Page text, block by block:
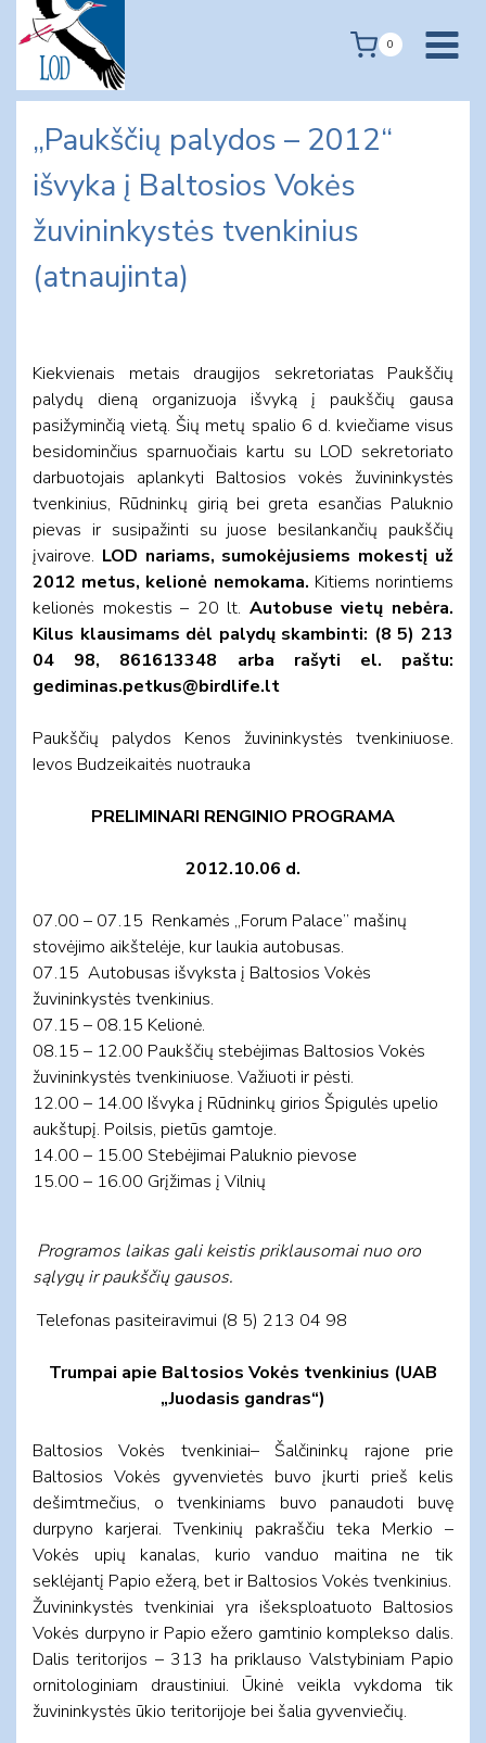
content
0
„Paukščių palydos – 2012“
išvyka į Baltosios Vokės
žuvininkystės tvenkinius
(atnaujinta)
Kiekvienais metais draugijos sekretoriatas Paukščių
palydų dieną organizuoja išvyką į paukščių gausa
pasižyminčią vietą. Šių metų spalio 6 d. kviečiame visus
besidominčius sparnuočiais kartu su LOD sekretoriato
darbuotojais aplankyti Baltosios vokės žuvininkystės
tvenkinius, Rūdninkų girią bei greta esančias Paluknio
pievas ir susipažinti su juose besilankančių paukščių
įvairove. LOD nariams, sumokėjusiems mokestį už
2012 metus, kelionė nemokama. Kitiems norintiems
kelionės mokestis – 20 lt. Autobuse vietų nebėra.
Kilus klausimams dėl palydų skambinti: (8 5) 213
04 98, 861613348 arba rašyti el. paštu:
gediminas.petkus@birdlife.lt
Paukščių palydos Kenos žuvininkystės tvenkiniuose.
Ievos Budzeikaitės nuotrauka
PRELIMINARI RENGINIO PROGRAMA
2012.10.06 d.
07.00 – 07.15 Renkamės „Forum Palace” mašinų
stovėjimo aikštelėje, kur laukia autobusas.
07.15 Autobusas išvyksta į Baltosios Vokės
žuvininkystės tvenkinius.
07.15 – 08.15 Kelionė.
08.15 – 12.00 Paukščių stebėjimas Baltosios Vokės
žuvininkystės tvenkiniuose. Važiuoti ir pėsti.
12.00 – 14.00 Išvyka į Rūdninkų girios Špigulės upelio
aukštupį. Poilsis, pietūs gamtoje.
14.00 – 15.00 Stebėjimai Paluknio pievose
15.00 – 16.00 Grįžimas į Vilnių
Programos laikas gali keistis priklausomai nuo oro
sąlygų ir paukščių gausos.
Telefonas pasiteiravimui (8 5) 213 04 98
Trumpai apie Baltosios Vokės tvenkinius (UAB
„Juodasis gandras“)
Baltosios Vokės tvenkiniai– Šalčininkų rajone prie
Baltosios Vokės gyvenvietės buvo įkurti prieš kelis
dešimtmečius, o tvenkiniams buvo panaudoti buvę
durpyno karjerai. Tvenkinių pakraščiu teka Merkio –
Vokės upių kanalas, kurio vanduo maitina ne tik
seklėjantį Papio ežerą, bet ir Baltosios Vokės tvenkinius.
Žuvininkystės tvenkiniai yra išeksploatuoto Baltosios
Vokės durpyno ir Papio ežero gamtinio komplekso dalis.
Dalis teritorijos – 313 ha priklauso Valstybiniam Papio
ornitologiniam draustiniui. Ūkinė veikla vykdoma tik
žuvininkystės ūkio teritorijoje bei šalia gyvenviečių.